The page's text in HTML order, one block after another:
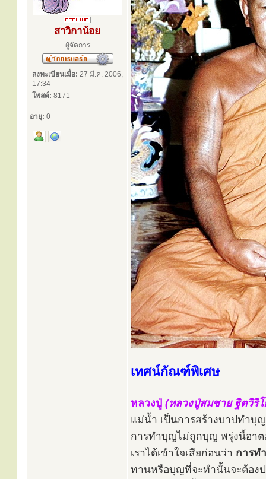
สาวิกาน้อย
ผู้จัดการ
ลงทะเบียนเมื่อ: 27 มี.ค. 2006,
17:34
โพสต์: 8171
อายุ: 0
เทศน์กัณฑ์พิเศษ
หลวงปู่ (หลวงปู่สมชาย ฐิตวิริโ
แม่น้ำ เป็นการสร้างบาปทำบุ
การทำบุญไม่ถูกบุญ พรุ่งนี้อา
เราได้เข้าใจเสียก่อนว่า การท
ทานหรือบุญที่จะทำนั้นจะต้อง